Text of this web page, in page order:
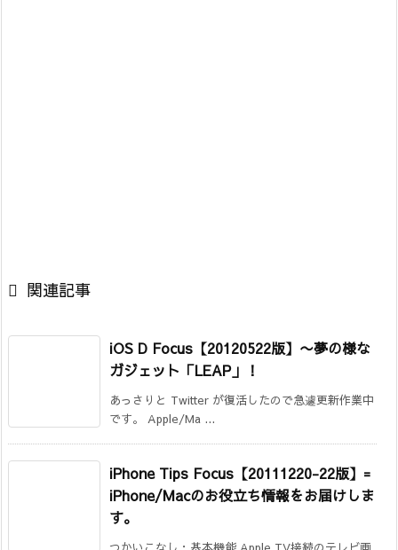
 関連記事
iOS D Focus【20120522版】 〜夢の様な
ガジェット「LEAP」！
あっさりと Twitter が復活したので急遽更新作業中
です。 Apple/Ma ...
iPhone Tips Focus【20111220-22版】=
iPhone/Macのお役立ち情報をお届けしま
す。